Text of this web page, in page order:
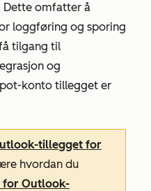
Dette omfatter å
loggføring og sporing
tilgang til
og
konto tillegget er
tillegget for
hvordan du
for Outlook-